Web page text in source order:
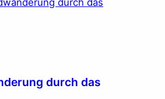
durch das